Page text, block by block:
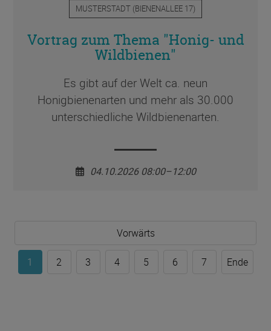
MUSTERSTADT (BIENENALLEE 17)
Vortrag zum Thema "Honig- und
Wildbienen"
Es gibt auf der Welt ca. neun
Honigbienenarten und mehr als 30.000
unterschiedliche Wildbienenarten.
04.10.2026 08:00–12:00
Vorwärts
1 2 3 4 5 6 7 Ende